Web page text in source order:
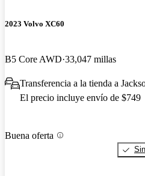
2023 Volvo XC60
B5 Core AWD 33,047 millas
Transferencia a la tienda a
El precio incluye envío de $749
Buena oferta